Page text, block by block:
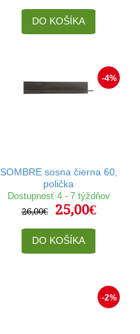
DO KOŠÍKA
-4%
SOMBRE sosna čierna 60,
polička
Dostupnosť 4 - 7 týždňov
26,00€
25,00€
DO KOŠÍKA
-2%